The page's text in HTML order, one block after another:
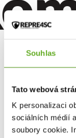
Souhlas
Tato webová
K personalizaci
sociálních médií
soubory cookie.